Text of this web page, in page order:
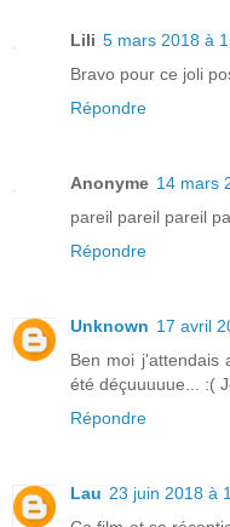
Lili 5 mars 2018 à
Bravo pour ce joli
Répondre
Anonyme 14 mars
pareil pareil pareil
Répondre
Unknown 17 avril
Ben moi j'attendais
été déçuuuuue... :(
Répondre
Lau 23 juin 2018 à